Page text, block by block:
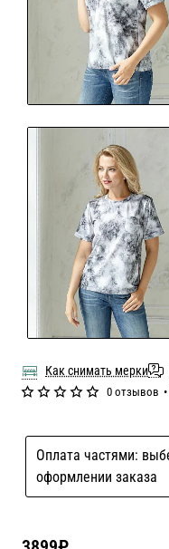
Как снимать мерки
Оплата частями:
оформлении заказа
0 отзывов •